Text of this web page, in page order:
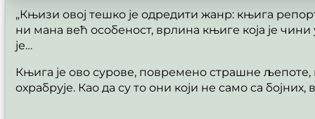
„Књизи овој тешко је одредити жанр: књига
ни мана већ особеност, врлина књиге која је
је…
Књига је ово сурове, повремено страшне љепоте,
охрабрује. Као да су то они који не само са